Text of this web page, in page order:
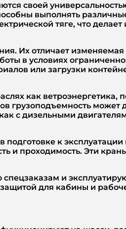
своей
выполнять
тяге, что
Их отличает
в условиях
или загрузки
как ветроэнергетика,
может
с дизельными
к
проходимость. Эти
и
для кабины и